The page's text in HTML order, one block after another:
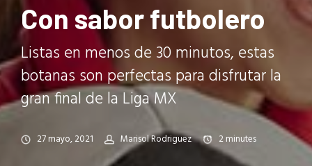
Con sabor futbolero
Listas en menos de 30 minutos, estas
botanas son perfectas para disfrutar la
gran final de la Liga MX
27 mayo, 2021 Marisol Rodriguez 2minutes